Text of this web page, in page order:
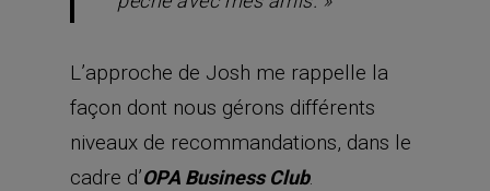
L’approche de Josh me rappelle la
façon dont nous gérons différents
niveaux de recommandations, dans le
cadre d’OPA Business Club.